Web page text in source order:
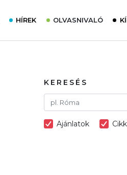
HÍREK OLVASNIVALÓ
Interjú
Élménybeszámolók
KERESÉS
Ajánlatok